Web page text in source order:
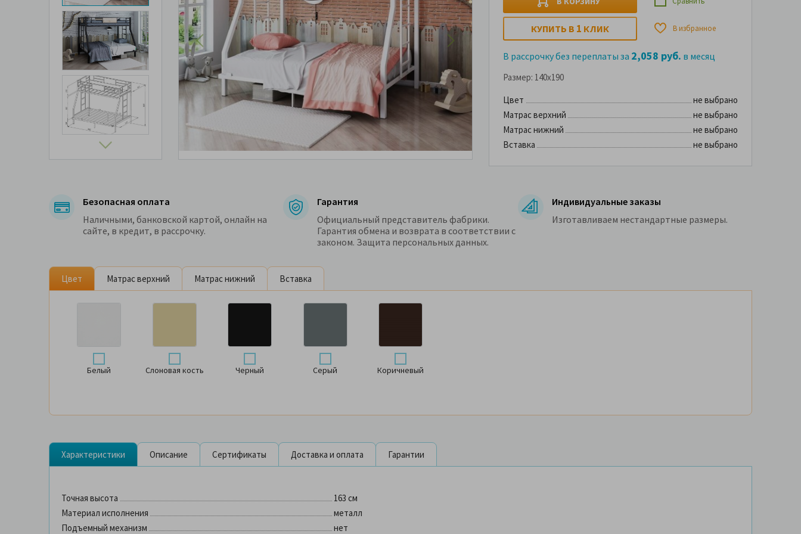
В избранное
КУПИТЬ В 1 КЛИК
В рассрочку без переплаты за 2,058 руб. в месяц
Размер: 140x190
Цвет
не выбрано
Матрас верхний
не выбрано
Матрас нижний
не выбрано
Вставка
не выбрано
Безопасная оплата
Наличными, банковской картой, онлайн на
сайте, в кредит, в рассрочку.
Гарантия
Официальный представитель фабрики.
Гарантия обмена и возврата в соответствии с
законом. Защита персональных данных.
Индивидуальные заказы
Изготавливаем нестандартные размеры.
Цвет Матрас верхний Матрас нижний Вставка
Белый Слоновая кость Черный Серый Коричневый
Характеристики Описание Сертификаты Доставка и оплата Гарантии
Точная высота
163 см
Материал исполнения
металл
Подъемный механизм
нет